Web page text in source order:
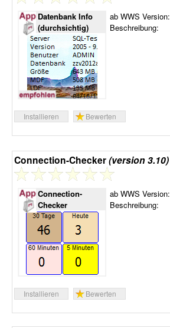
Datenbank Info
(durchsichtig)
ab WWS Version:
Beschreibung:
Installieren Bewerten
Connection-Checker(version 3.10)
Connection-
Checker
ab WWS Version:
Beschreibung:
Installieren Bewerten